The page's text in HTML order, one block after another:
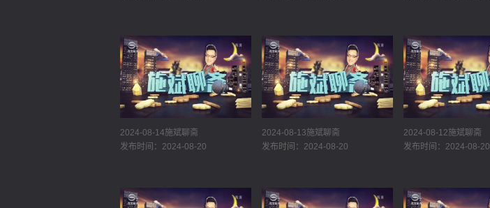
2024-08-14施斌聊斋
发布时间：2024-08-20
2024-08-13施斌聊斋
发布时间：2024-08-20
2024-08-12施斌聊斋
发布时间：2024-08-20